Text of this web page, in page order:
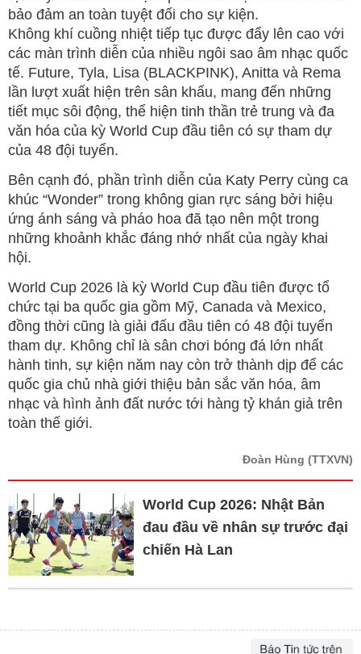
bảo đảm an toàn tuyệt đối cho sự kiện.
Không khí cuồng nhiệt tiếp tục được đẩy lên cao với
các màn trình diễn của nhiều ngôi sao âm nhạc quốc
tế. Future, Tyla, Lisa (BLACKPINK), Anitta và Rema
lần lượt xuất hiện trên sân khấu, mang đến những
tiết mục sôi động, thể hiện tinh thần trẻ trung và đa
văn hóa của kỳ World Cup đầu tiên có sự tham dự
của 48 đội tuyển.
Bên cạnh đó, phần trình diễn của Katy Perry cùng ca
khúc “Wonder” trong không gian rực sáng bởi hiệu
ứng ánh sáng và pháo hoa đã tạo nên một trong
những khoảnh khắc đáng nhớ nhất của ngày khai
hội.
World Cup 2026 là kỳ World Cup đầu tiên được tổ
chức tại ba quốc gia gồm Mỹ, Canada và Mexico,
đồng thời cũng là giải đấu đầu tiên có 48 đội tuyển
tham dự. Không chỉ là sân chơi bóng đá lớn nhất
hành tinh, sự kiện năm nay còn trở thành dịp để các
quốc gia chủ nhà giới thiệu bản sắc văn hóa, âm
nhạc và hình ảnh đất nước tới hàng tỷ khán giả trên
toàn thế giới.
Đoàn Hùng (TTXVN)
World Cup 2026: Nhật Bản
đau đầu về nhân sự trước đại
chiến Hà Lan